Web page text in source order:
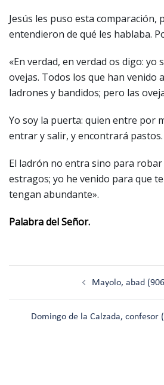
Jesús les puso esta comparación,
entendieron de qué les hablaba.
«En verdad, en verdad os digo: yo
ovejas. Todos los que han venido
ladrones y bandidos; pero las
Yo soy la puerta: quien entre por
entrar y salir, y encontrará pastos.
El ladrón no entra sino para
estragos; yo he venido para que
tengan abundante».
Palabra del Señor.
Mayolo, abad
Domingo de la Calzada, confesor